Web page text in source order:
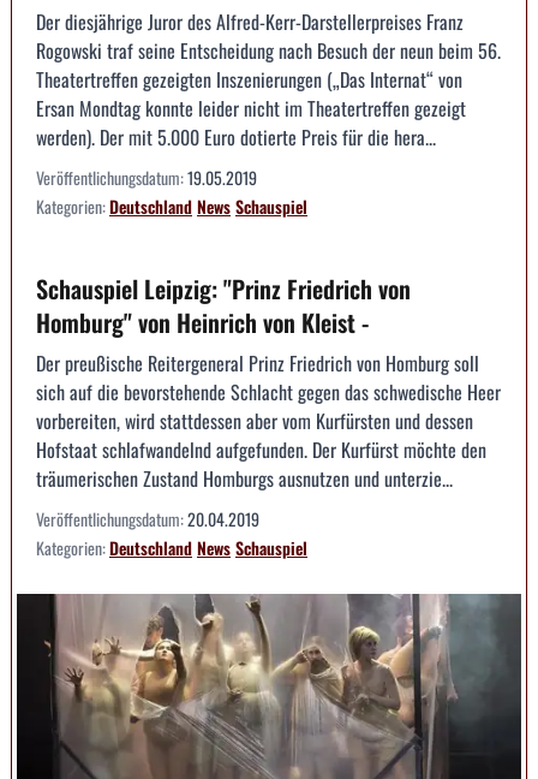
Der diesjährige Juror des Alfred-Kerr-Darstellerpreises Franz
Rogowski traf seine Entscheidung nach Besuch der neun beim 56.
Theatertreffen gezeigten Inszenierungen („Das Internat“ von
Ersan Mondtag konnte leider nicht im Theatertreffen gezeigt
werden). Der mit 5.000 Euro dotierte Preis für die hera...
Veröffentlichungsdatum:19.05.2019
Kategorien:DeutschlandNewsSchauspiel
Schauspiel Leipzig: "Prinz Friedrich von
Homburg" von Heinrich von Kleist -
Der preußische Reitergeneral Prinz Friedrich von Homburg soll
sich auf die bevorstehende Schlacht gegen das schwedische Heer
vorbereiten, wird stattdessen aber vom Kurfürsten und dessen
Hofstaat schlafwandelnd aufgefunden. Der Kurfürst möchte den
träumerischen Zustand Homburgs ausnutzen und unterzie...
Veröffentlichungsdatum:20.04.2019
Kategorien:DeutschlandNewsSchauspiel